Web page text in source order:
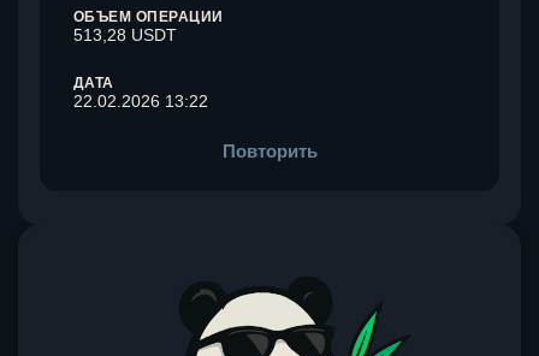
ОБЪЕМ ОПЕРАЦИИ
513,28 USDT
ДАТА
22.02.2026 13:22
Повторить